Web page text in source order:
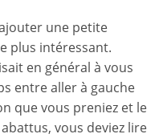
une petite
plus intéressant.
en général à vous
entre aller à gauche
que vous preniez et le
vous deviez lire